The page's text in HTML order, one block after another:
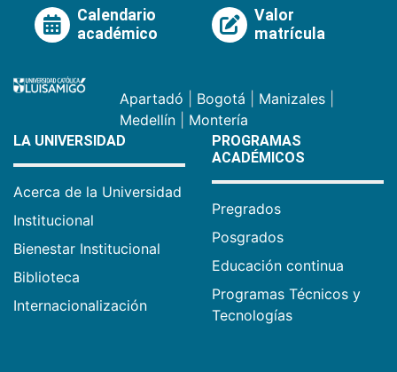
Calendario
académico
Valor
matrícula
Apartadó Bogotá Manizales
Medellín
Montería
LA UNIVERSIDAD
Acerca de la Universidad
Institucional
Bienestar Institucional
Biblioteca
Internacionalización
PROGRAMAS
ACADÉMICOS
Pregrados
Posgrados
Educación continua
Programas Técnicos y
Tecnologías